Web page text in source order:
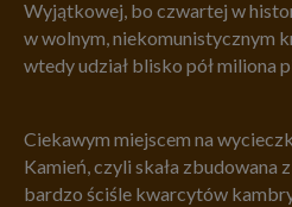
Wyjątkowej, bo czwartej w
w wolnym, niekomunistycznym
wtedy udział blisko pół miliona
Ciekawym miejscem na
Kamień, czyli skała zbudowana
bardzo ściśle kwarcytów